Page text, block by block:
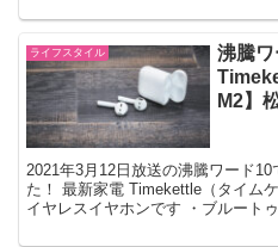
ライフスタイル
沸騰ワ
M2】
2021年3月12日放送の沸騰ワード
た！ 最新家電 Timekettle（タイム
イヤレスイヤホンです ・ブルート